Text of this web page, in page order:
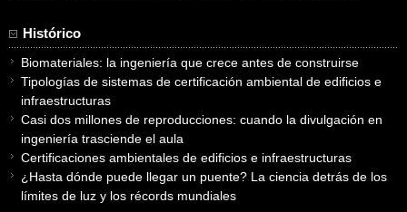
Histórico
Biomateriales: la ingeniería que crece antes de construirse
Tipologías de sistemas de certificación ambiental de edificios e
infraestructuras
Casi dos millones de reproducciones: cuando la divulgación en
ingeniería trasciende el aula
Certificaciones ambientales de edificios e infraestructuras
¿Hasta dónde puede llegar un puente? La ciencia detrás de los
límites de luz y los récords mundiales